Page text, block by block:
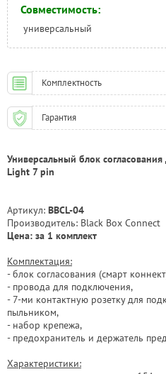
Совместимость:
универсальный
Комплектность
Гарантия
Универсальный блок
Light 7 pin
Артикул: BBCL-04
Производитель: Black Box Connect
Цена: за 1 комплект
Комплектация:
- блок согласования (смарт
- провода для подключения,
- 7-ми контактную розетку для
пыльником,
- набор крепежа,
- предохранитель и держатель
Характеристики: